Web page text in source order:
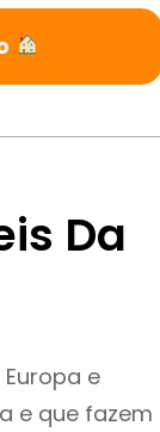
Da
e
e que fazem